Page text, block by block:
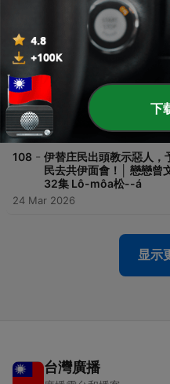
伊自願去共5个無老母的
老爸做一件代誌，就無
事廣播劇】第34集 一人一
07 Apr 2026
109
賣雜細--ê因為騙囡仔人
會失禮？│ 戀戀曾文溪
老實ê水耳叔—á
31 Mar 2026
108 - 伊替庄民出頭教示惡人，
民去共伊面會！│ 戀戀曾
32集 Lô-môa松--á
24 Mar 2026
显示
台灣廣播
下